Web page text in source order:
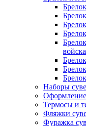
Наборы
Оформление
Термосы и
Фляжки
Фуражка